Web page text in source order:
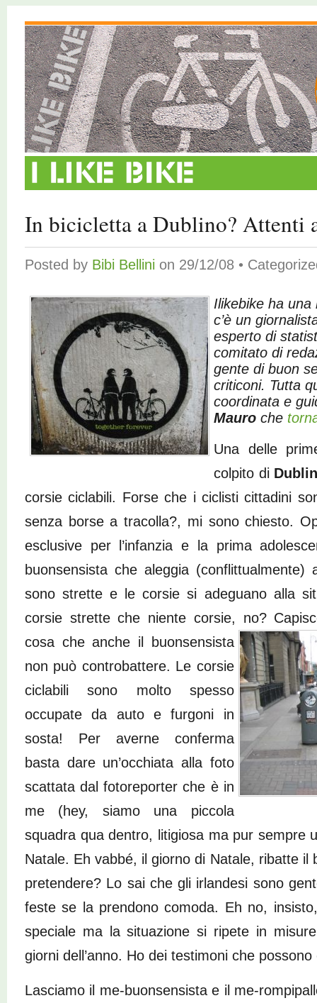
In bicicletta a Dublino? Attenti
Posted by Bibi Bellini on 29/12/08 •
Ilikebike ha una
c’è un
esperto di
comitato di
gente di buon
criticoni. Tutta
coordinata e
Mauro che
Una delle
colpito di
corsie ciclabili. Forse che i ciclisti cittadini
senza borse a tracolla?, mi sono chiesto.
esclusive per l’infanzia e la prima
buonsensista che aleggia
sono strette e le corsie si adeguano alla
corsie strette che niente corsie, no?
cosa che anche il buonsensista
non può controbattere. Le corsie
ciclabili sono molto spesso
occupate da auto e furgoni in
sosta! Per averne conferma
basta dare un’occhiata alla foto
scattata dal fotoreporter che è in
me (hey, siamo una piccola
squadra qua dentro, litigiosa ma pur sempre
Natale. Eh vabbé, il giorno di Natale, ribatte il
pretendere? Lo sai che gli irlandesi sono
feste se la prendono comoda. Eh no,
speciale ma la situazione si ripete in
giorni dell’anno. Ho dei testimoni che
Lasciamo il me-buonsensista e il me-